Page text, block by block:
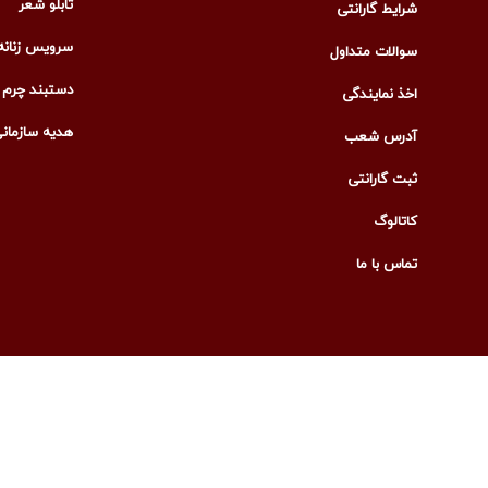
شرایط گارانتی
سوالات متداول
اخذ نمایندگی
آدرس شعب
ثبت گارانتی
کاتالوگ
تماس با ما
سرویس
دستبند چرم
هدیه